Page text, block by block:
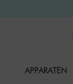
APPARATEN